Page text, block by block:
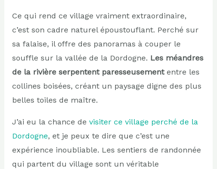
Ce qui rend ce village vraiment extraordinaire,
c’est son cadre naturel époustouflant. Perché sur
sa falaise, il offre des panoramas à couper le
souffle sur la vallée de la Dordogne. Les méandres
de la rivière serpentent paresseusemententre les
collines boisées, créant un paysage digne des plus
belles toiles de maître.
J’ai eu la chance de visiter ce village perché de la
Dordogne, et je peux te dire que c’est une
expérience inoubliable. Les sentiers de randonnée
qui partent du village sont un véritable